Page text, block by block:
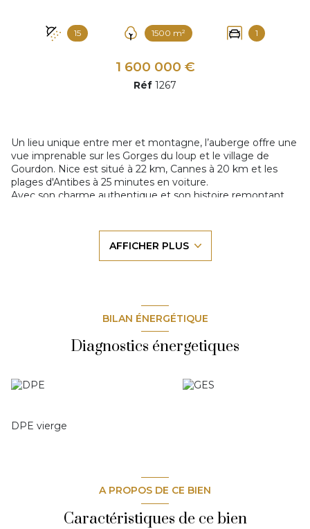
15 1500 m² 1
1 600 000 €
Réf 1267
Un lieu unique entre mer et montagne, l’auberge offre une
vue imprenable sur les Gorges du loup et le village de
Gourdon. Nice est situé à 22 km, Cannes à 20 km et les
plages d'Antibes à 25 minutes en voiture.
Avec son charme authentique et son histoire remontant
avec sa cheminée imposante, son sol à damier, très belles
hauteurs sous plafond, un cadre chaleureux et élégant pour
expérience inoubliable.
Surface du terrain environ 1500 m2, le jardin méditerranéen
ajoute une touche de tranquillité et de beauté naturelle à
l’Auberge. Et avec 12 places de parking privées ainsi qu'un
pour les clients.
En somme, cette ancienne pension familiale transformée
font une destination unique où les clients peuvent profiter
du luxe de la simplicité dans un cadre sublime et naturel.
www.georisques.gouv.fr.
AFFICHER PLUS
BILAN ÉNERGÉTIQUE
Diagnostics énergetiques
DPE vierge
A PROPOS DE CE BIEN
Caractéristiques de ce bien